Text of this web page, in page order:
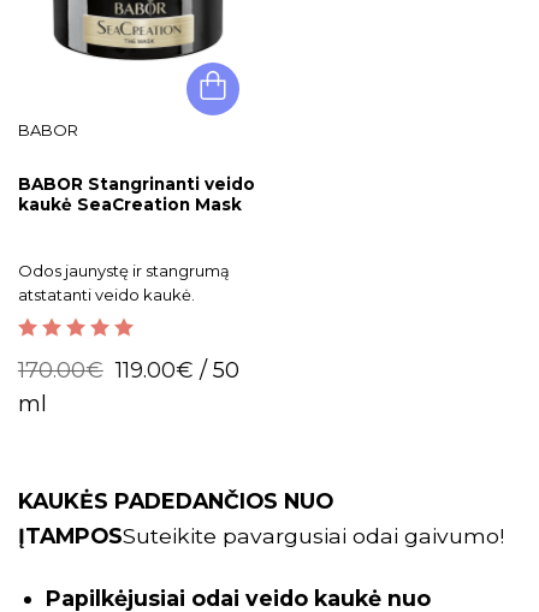
BABOR
BABOR Stangrinanti veido
kaukė SeaCreation Mask
Odos jaunystę ir stangrumą
atstatanti veido kaukė.
170.00€ 119.00€ / 50
ml
KAUKĖS PADEDANČIOS NUO
ĮTAMPOSSuteikite pavargusiai odai gaivumo!
Papilkėjusiai odai veido kaukė nuo